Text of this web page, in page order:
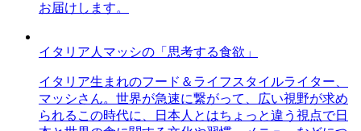
お届けします。
イタリア人マッシの「思考する食欲」
イタリア生まれのフード＆ライフスタイルライター、
マッシさん。世界が急速に繋がって、広い視野が求め
られるこの時代に、日本人とはちょっと違う視点で日